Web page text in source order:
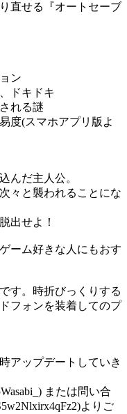
直せる『オートセーブ
ン
ドキドキ
れる謎
度(スマホアプリ版よ
んだ主人公。
々と襲われることにな
出せよ！
ーム好きな人にもおす
す。時折びっくりする
フォンを装着してのプ
アップデートしていき
または問い合
よりご